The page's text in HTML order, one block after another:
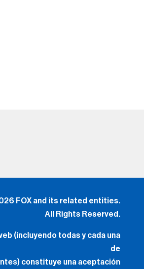
FOX and its related entities.
All Rights Reserved.
(incluyendo todas y cada una
de
constituye una aceptación